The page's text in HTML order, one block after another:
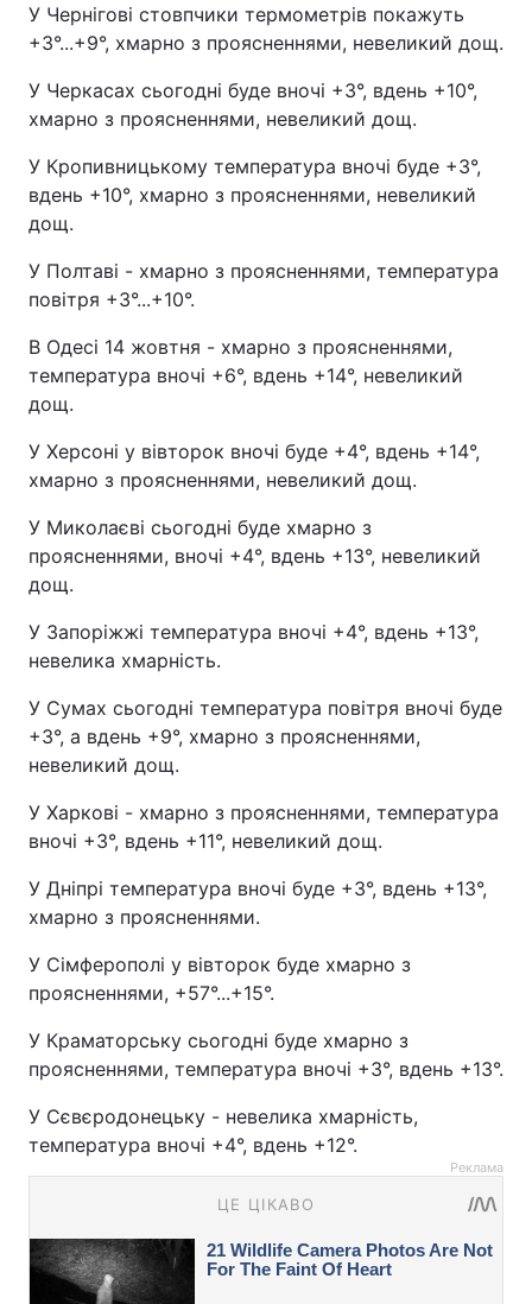
У Чернігові стовпчики термометрів покажуть
+3°...+9°, хмарно з проясненнями, невеликий дощ.
У Черкасах сьогодні буде вночі +3°, вдень +10°,
хмарно з проясненнями, невеликий дощ.
У Кропивницькому температура вночі буде +3°,
вдень +10°, хмарно з проясненнями, невеликий
дощ.
У Полтаві - хмарно з проясненнями, температура
повітря +3°...+10°.
В Одесі 14 жовтня - хмарно з проясненнями,
температура вночі +6°, вдень +14°, невеликий
дощ.
У Херсоні у вівторок вночі буде +4°, вдень +14°,
хмарно з проясненнями, невеликий дощ.
У Миколаєві сьогодні буде хмарно з
проясненнями, вночі +4°, вдень +13°, невеликий
дощ.
У Запоріжжі температура вночі +4°, вдень +13°,
невелика хмарність.
У Сумах сьогодні температура повітря вночі буде
+3°, а вдень +9°, хмарно з проясненнями,
невеликий дощ.
У Харкові - хмарно з проясненнями, температура
вночі +3°, вдень +11°, невеликий дощ.
У Дніпрі температура вночі буде +3°, вдень +13°,
хмарно з проясненнями.
У Сімферополі у вівторок буде хмарно з
проясненнями, +57°...+15°.
У Краматорську сьогодні буде хмарно з
проясненнями, температура вночі +3°, вдень +13°.
У Сєвєродонецьку - невелика хмарність,
температура вночі +4°, вдень +12°.
Реклама